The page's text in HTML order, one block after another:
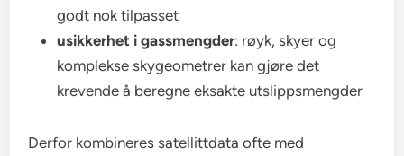
godt nok tilpasset
usikkerhet i gassmengder: røyk, skyer og
komplekse skygeometrer kan gjøre det
krevende å beregne eksakte utslippsmengder
Derfor kombineres satellittdata ofte med